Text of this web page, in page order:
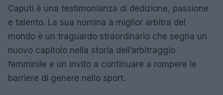
Caputi è una testimonianza di dedizione, passione
e talento. La sua nomina a miglior arbitra del
mondo è un traguardo straordinario che segna un
nuovo capitolo nella storia dell’arbitraggio
femminile e un invito a continuare a rompere le
barriere di genere nello sport.